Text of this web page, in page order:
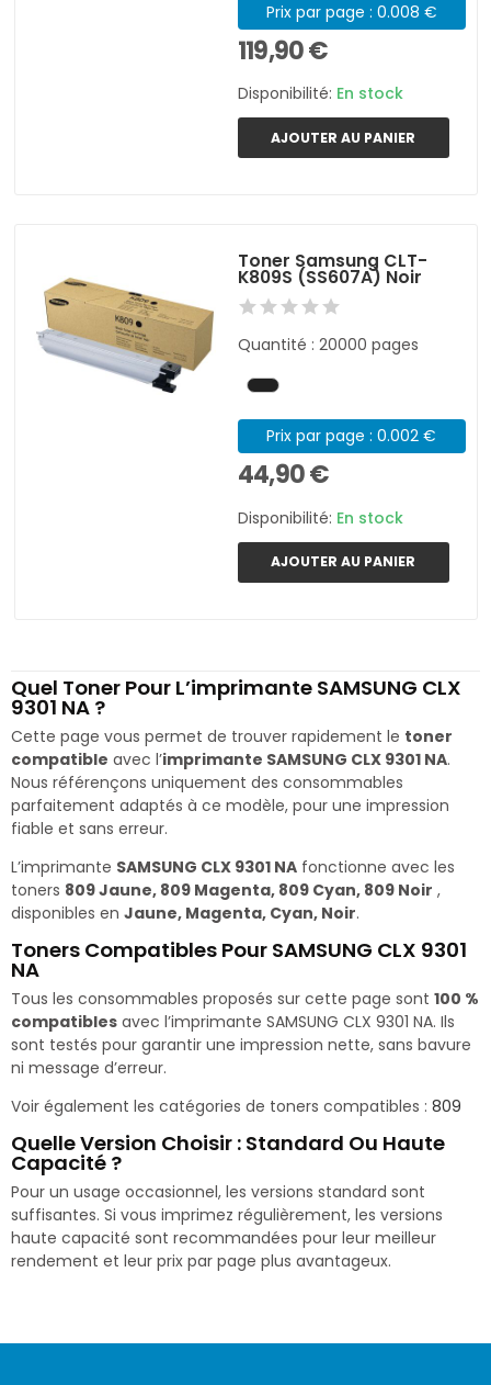
Prix par page : 0.008 €
119,90 €
Disponibilité: En stock
AJOUTER AU PANIER
Toner Samsung CLT-
K809S (SS607A) Noir
Quantité : 20000 pages
Prix par page : 0.002 €
44,90 €
Disponibilité: En stock
AJOUTER AU PANIER
Quel Toner Pour L’imprimante SAMSUNG CLX
9301 NA ?
Cette page vous permet de trouver rapidement le toner
compatible avec l’imprimante SAMSUNG CLX 9301 NA.
Nous référençons uniquement des consommables
parfaitement adaptés à ce modèle, pour une impression
fiable et sans erreur.
L’imprimante SAMSUNG CLX 9301 NA fonctionne avec les
toners 809 Jaune, 809 Magenta, 809 Cyan, 809 Noir ,
disponibles en Jaune, Magenta, Cyan, Noir.
Toners Compatibles Pour SAMSUNG CLX 9301
NA
Tous les consommables proposés sur cette page sont 100 %
compatibles avec l’imprimante SAMSUNG CLX 9301 NA. Ils
sont testés pour garantir une impression nette, sans bavure
ni message d’erreur.
Voir également les catégories de toners compatibles : 809
Quelle Version Choisir : Standard Ou Haute
Capacité ?
Pour un usage occasionnel, les versions standard sont
suffisantes. Si vous imprimez régulièrement, les versions
haute capacité sont recommandées pour leur meilleur
rendement et leur prix par page plus avantageux.